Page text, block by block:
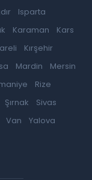
Isparta
Karaman
Kars
Kırşehir
Mardin
Mersin
Rize
Şırnak
Sivas
Van
Yalova